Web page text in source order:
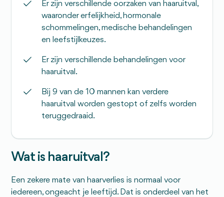
Er zijn verschillende oorzaken van haaruitval,
waaronder erfelijkheid, hormonale
schommelingen, medische behandelingen
en leefstijlkeuzes.
Er zijn verschillende behandelingen voor
haaruitval.
Bij 9 van de 10 mannen kan verdere
haaruitval worden gestopt of zelfs worden
teruggedraaid.
Wat is haaruitval?
Een zekere mate van haarverlies is normaal voor
iedereen, ongeacht je leeftijd. Dat is onderdeel van het